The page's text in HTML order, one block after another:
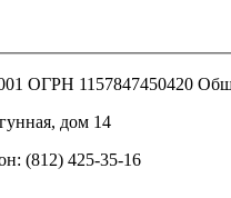
ОГРН 1157847450420
дом 14
(812) 425-35-16